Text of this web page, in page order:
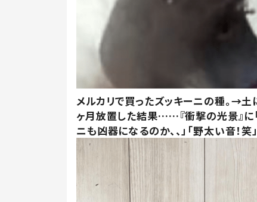
メルカリで買ったズッキーニの種。→土
ヶ月放置した結果……『衝撃の光景』に
ニも凶器になるのか、、」「野太い音！笑」